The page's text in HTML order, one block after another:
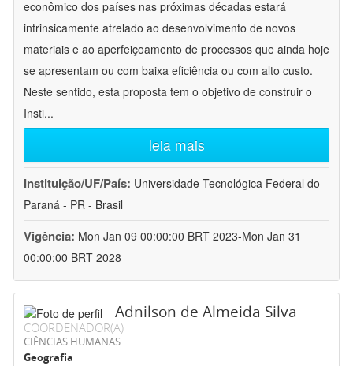
econômico dos países nas próximas décadas estará
intrinsicamente atrelado ao desenvolvimento de novos
materiais e ao aperfeiçoamento de processos que ainda hoje
se apresentam ou com baixa eficiência ou com alto custo.
Neste sentido, esta proposta tem o objetivo de construir o
Insti...
leia mais
Instituição/UF/País: Universidade Tecnológica Federal do
Paraná - PR - Brasil
Vigência: Mon Jan 09 00:00:00 BRT 2023-Mon Jan 31
00:00:00 BRT 2028
Adnilson de Almeida Silva
COORDENADOR(A)
CIÊNCIAS HUMANAS
Geografia